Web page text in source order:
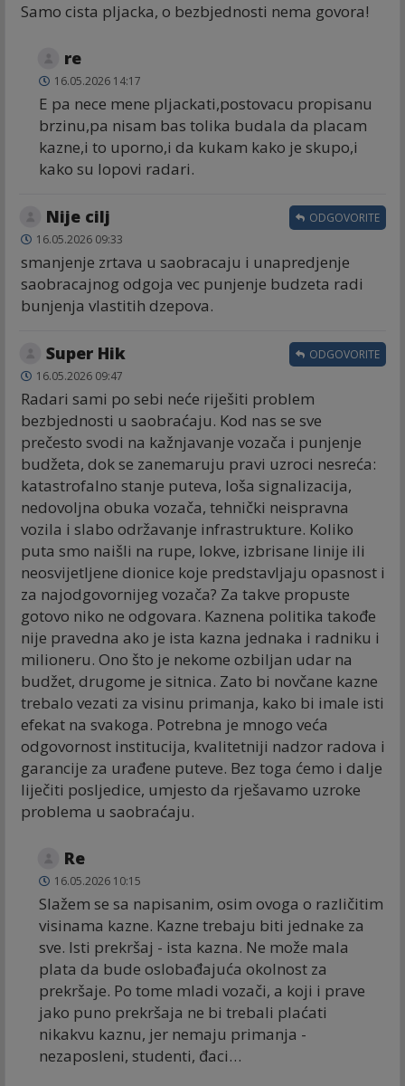
Samo cista pljacka, o bezbjednosti nema govora!
re
16.05.2026 14:17
E pa nece mene pljackati,postovacu propisanu
brzinu,pa nisam bas tolika budala da placam
kazne,i to uporno,i da kukam kako je skupo,i
kako su lopovi radari.
Nije cilj
16.05.2026 09:33
smanjenje zrtava u saobracaju i unapredjenje
saobracajnog odgoja vec punjenje budzeta radi
bunjenja vlastitih dzepova.
ODGOVORITE
Super Hik
16.05.2026 09:47
Radari sami po sebi neće riješiti problem
bezbjednosti u saobraćaju. Kod nas se sve
prečesto svodi na kažnjavanje vozača i punjenje
budžeta, dok se zanemaruju pravi uzroci nesreća:
katastrofalno stanje puteva, loša signalizacija,
nedovoljna obuka vozača, tehnički neispravna
vozila i slabo održavanje infrastrukture. Koliko
puta smo naišli na rupe, lokve, izbrisane linije ili
neosvijetljene dionice koje predstavljaju opasnost i
za najodgovornijeg vozača? Za takve propuste
gotovo niko ne odgovara. Kaznena politika takođe
nije pravedna ako je ista kazna jednaka i radniku i
milioneru. Ono što je nekome ozbiljan udar na
budžet, drugome je sitnica. Zato bi novčane kazne
trebalo vezati za visinu primanja, kako bi imale isti
efekat na svakoga. Potrebna je mnogo veća
odgovornost institucija, kvalitetniji nadzor radova i
garancije za urađene puteve. Bez toga ćemo i dalje
liječiti posljedice, umjesto da rješavamo uzroke
problema u saobraćaju.
ODGOVORITE
Re
16.05.2026 10:15
Slažem se sa napisanim, osim ovoga o različitim
visinama kazne. Kazne trebaju biti jednake za
sve. Isti prekršaj - ista kazna. Ne može mala
plata da bude oslobađajuća okolnost za
prekršaje. Po tome mladi vozači, a koji i prave
jako puno prekršaja ne bi trebali plaćati
nikakvu kaznu, jer nemaju primanja -
nezaposleni, studenti, đaci…